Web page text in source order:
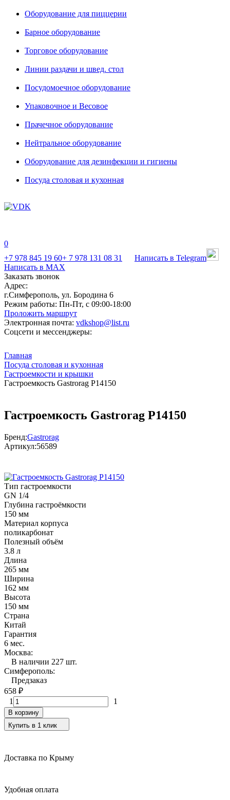
Оборудование для пиццерии
Барное оборудование
Торговое оборудование
Линии раздачи и швед. стол
Посудомоечное оборудование
Упаковочное и Весовое
Прачечное оборудование
Нейтральное оборудование
Оборудование для дезинфекции и гигиены
Посуда столовая и кухонная
0
+7 978 845 19 60+ 7 978 131 08 31
Написать в Telegram
Написать в MAX
Заказать звонок
Адрес:
г.Симферополь, ул. Бородина 6
Режим работы: Пн-Пт, с 09:00-18:00
Проложить маршрут
Электронная почта: vdkshop@list.ru
Соцсети и мессенджеры:
Главная
Посуда столовая и кухонная
Гастроемкости и крышки
Гастроемкость Gastrorag P14150
Гастроемкость Gastrorag P14150
Бренд:Gastrorag
Артикул:56589
Тип гастроемкости
GN 1/4
Глубина гастроёмкости
150 мм
Материал корпуса
поликарбонат
Полезный объём
3.8 л
Длина
265 мм
Ширина
162 мм
Высота
150 мм
Страна
Китай
Гарантия
6 мес.
Москва:
В наличии 227 шт.
Симферополь:
Предзаказ
658 ₽
1
1
В корзину
Купить в 1 клик
Доставка по Крыму
Удобная оплата